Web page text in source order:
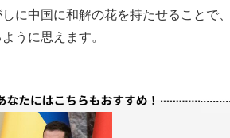
に中国に和解の花を持たせることで
うに思えます。